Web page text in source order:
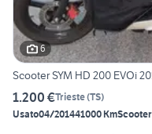
6
Scooter SYM HD 200 EVOi
1.200 €Trieste(TS)
Usato04/201441000 KmScooter